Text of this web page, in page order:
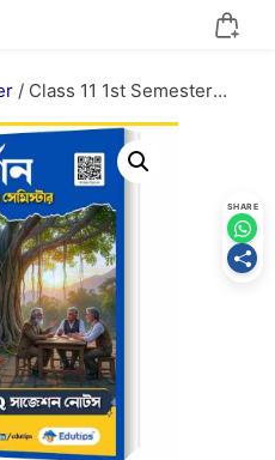
/ Class 11 1st Semester
MCQ PDF একাদশ দর্শন 2026
SHARE